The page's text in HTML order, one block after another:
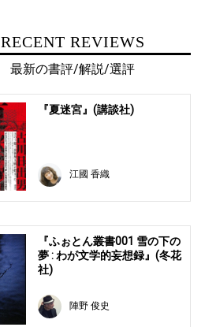
RECENT REVIEWS
最新の書評/解説/選評
『夏迷宮』(講談社)
江國 香織
『ふぉとん叢書001 雪の下の
夢 : わが文学的妄想録』(冬花
社)
陣野 俊史